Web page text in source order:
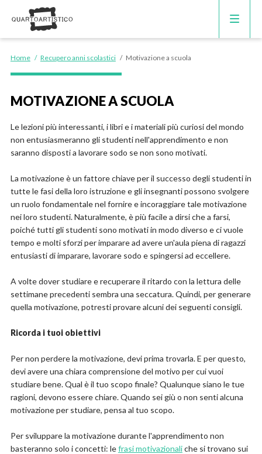
SCUOLE SERALI
Home / Recupero anni scolastici / Motivazione a scuola
MOTIVAZIONE A SCUOLA
Le lezioni più interessanti, i libri e i materiali più curiosi del mondo
non entusiasmeranno gli studenti nell'apprendimento e non
saranno disposti a lavorare sodo se non sono motivati.
La motivazione è un fattore chiave per il successo degli studenti in
tutte le fasi della loro istruzione e gli insegnanti possono svolgere
un ruolo fondamentale nel fornire e incoraggiare tale motivazione
nei loro studenti. Naturalmente, è più facile a dirsi che a farsi,
poiché tutti gli studenti sono motivati in modo diverso e ci vuole
tempo e molti sforzi per imparare ad avere un'aula piena di ragazzi
entusiasti di imparare, lavorare sodo e spingersi ad eccellere.
A volte dover studiare e recuperare il ritardo con la lettura delle
settimane precedenti sembra una seccatura. Quindi, per generare
quella motivazione, potresti provare alcuni dei seguenti consigli.
Ricorda i tuoi obiettivi
Per non perdere la motivazione, devi prima trovarla. E per questo,
devi avere una chiara comprensione del motivo per cui vuoi
studiare bene. Qual è il tuo scopo finale? Qualunque siano le tue
ragioni, devono essere chiare. Quando sei giù o non senti alcuna
motivazione per studiare, pensa al tuo scopo.
Per sviluppare la motivazione durante l'apprendimento non
basteranno solo i concetti: lefrasi motivazionaliche si trovano sui